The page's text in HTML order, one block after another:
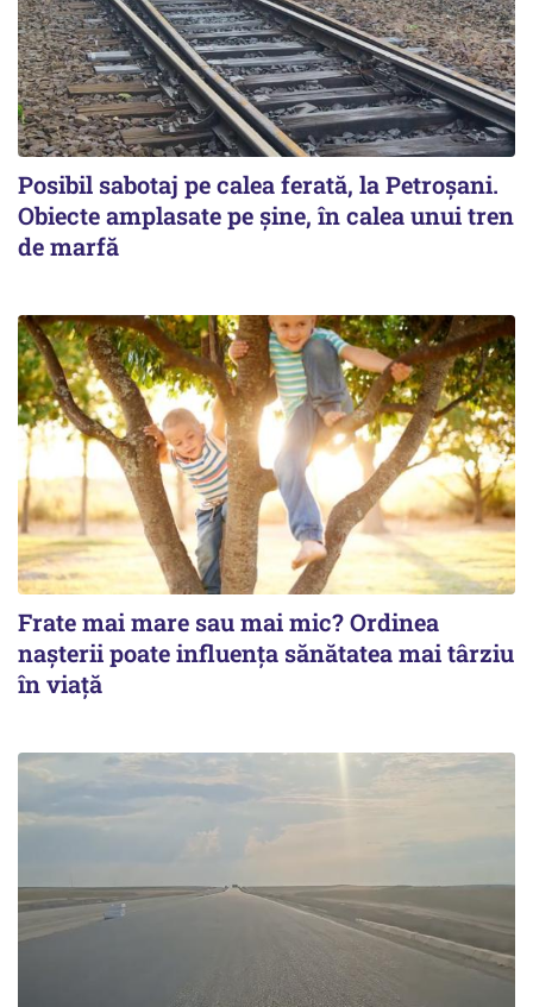
Posibil sabotaj pe calea ferată, la Petroșani.
Obiecte amplasate pe șine, în calea unui tren
de marfă
Frate mai mare sau mai mic? Ordinea
nașterii poate influența sănătatea mai târziu
în viață